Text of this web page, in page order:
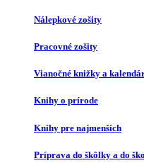
Nálepkové zošity
Pracovné zošity
Vianočné knižky a
Knihy o prírode
Knihy pre najmenších
Príprava do škôlky a do